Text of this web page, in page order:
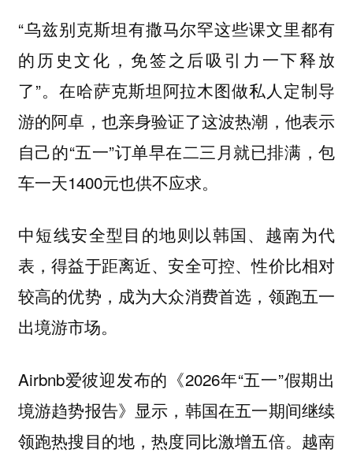
“乌兹别克斯坦有撒马尔罕这些课文里都有
的历史文化，免签之后吸引力一下释放
了”。在哈萨克斯坦阿拉木图做私人定制导
游的阿卓，也亲身验证了这波热潮，他表示
自己的“五一”订单早在二三月就已排满，包
车一天1400元也供不应求。
中短线安全型目的地则以韩国、越南为代
表，得益于距离近、安全可控、性价比相对
较高的优势，成为大众消费首选，领跑五一
出境游市场。
Airbnb爱彼迎发布的《2026年“五一”假期出
境游趋势报告》显示，韩国在五一期间继续
领跑热搜目的地，热度同比激增五倍。越南